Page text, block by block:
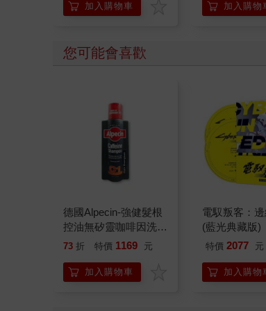
加入購物車 加入購物
您可能會喜歡
德國Alpecin-強健髮根
控油無矽靈咖啡因洗髮
凝露375ml/瓶-C1強健
調理頭皮洗髮液/0矽靈
滋潤洗頭髮水/一般髮
73 折 特價 1169 元
加入購物車
電馭叛客：
(藍光典藏版)
特價 2077 元
加入購物